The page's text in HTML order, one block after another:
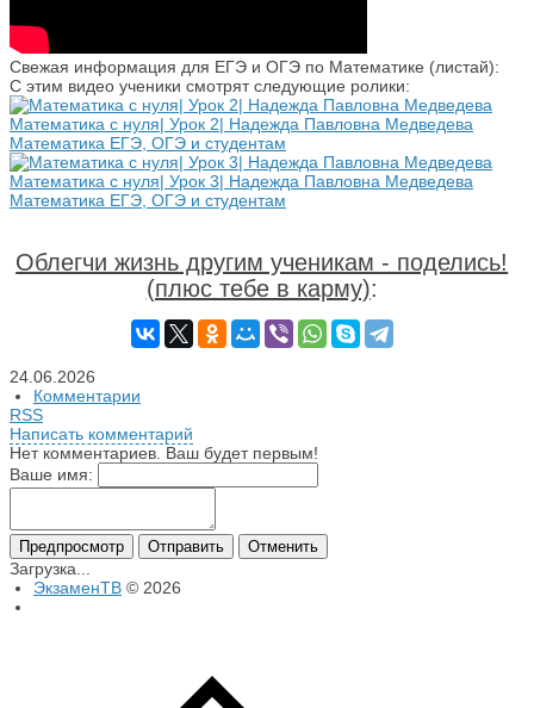
Свежая информация для ЕГЭ и ОГЭ по Математике (листай):
С этим видео ученики смотрят следующие ролики:
Математика с нуля| Урок 2| Надежда Павловна Медведева
Математика ЕГЭ, ОГЭ и студентам
Математика с нуля| Урок 3| Надежда Павловна Медведева
Математика ЕГЭ, ОГЭ и студентам
Облегчи жизнь другим ученикам - поделись!
(плюс тебе в карму):
24.06.2026
Комментарии
RSS
Написать комментарий
Нет комментариев. Ваш будет первым!
Ваше имя:
Загрузка...
ЭкзаменТВ © 2026